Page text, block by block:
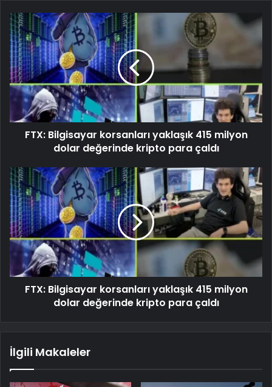
FTX: Bilgisayar korsanları yaklaşık 415 milyon
dolar değerinde kripto para çaldı
FTX: Bilgisayar korsanları yaklaşık 415 milyon
dolar değerinde kripto para çaldı
İlgili Makaleler